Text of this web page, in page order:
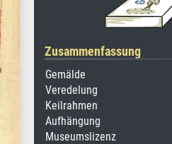
Zusammenfassung
Gemälde
Veredelung
Keilrahmen
Aufhängung
Museumslizenz